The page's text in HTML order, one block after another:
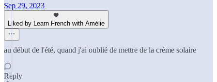
Sep 29, 2023
Liked by Learn French with Amélie
au début de l'été, quand j'ai oublié de mettre de la crème solaire
Reply